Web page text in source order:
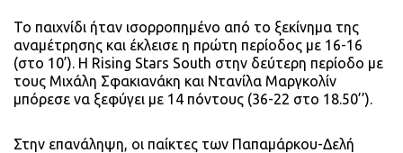
Το παιχνίδι ήταν ισορροπημένο από το ξεκίνημα της
αναμέτρησης και έκλεισε η πρώτη περίοδος με 16-16
(στο 10’). Η Rising Stars South στην δεύτερη περίοδο με
τους Μιχάλη Σφακιανάκη και Ντανίλα Μαργκολίν
μπόρεσε να ξεφύγει με 14 πόντους (36-22 στο 18.50’’).
Στην επανάληψη, οι παίκτες των Παπαμάρκου-Δελή